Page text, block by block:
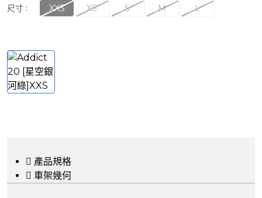
尺寸 : XXS XS S M L
產品規格
車架幾何